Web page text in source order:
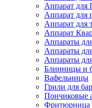
Аппарат для
Аппарат для
Аппарат для
Аппарат
Аппараты
Аппараты
Аппараты
Блинницы и
Вафельницы
Грили для
Пончиковые
Фритюрница